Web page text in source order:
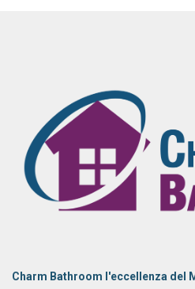
Charm Bathroom l'eccellenza del